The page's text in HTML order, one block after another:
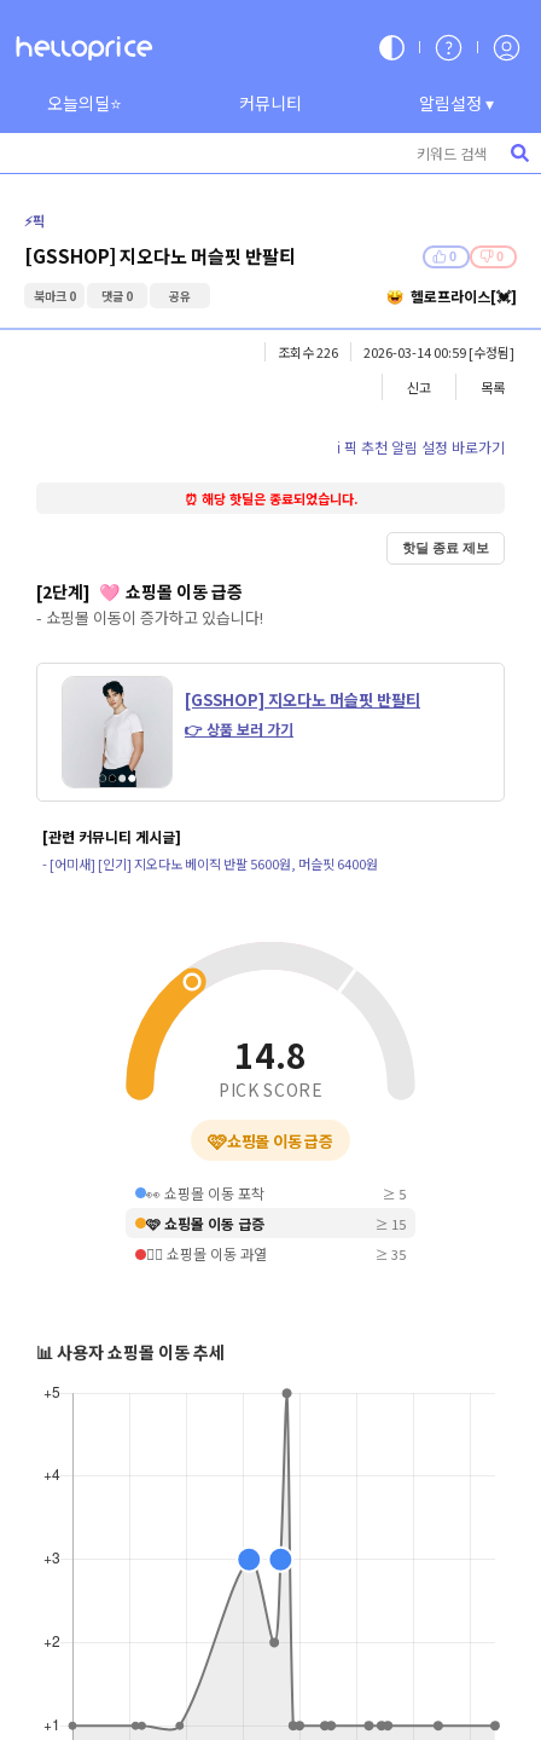
오늘의딜⭐ 커뮤니티 알림설정 ▾
⚡️픽
[GSSHOP] 지오다노 머슬핏 반팔티 0 0
북마크 0 댓글 0 공유 헬로프라이스[💓]
조회수 226 2026-03-14 00:59[수정됨]
신고
목록
ℹ️ 픽 추천 알림 설정 바로가기
⏰ 해당 핫딜은 종료되었습니다.
핫딜 종료 제보
[2단계] 🩷 쇼핑몰 이동 급증
- 쇼핑몰 이동이 증가하고 있습니다!
[GSSHOP] 지오다노 머슬핏 반팔티
👉 상품 보러 가기
[관련 커뮤니티 게시글]
- [어미새] [인기] 지오다노 베이직 반팔 5600원, 머슬핏 6400원
14.8
PICK SCORE
🩷쇼핑몰 이동 급증
👀 쇼핑몰 이동 포착 ≥ 5
🩷 쇼핑몰 이동 급증 ≥ 15
❤️‍🔥 쇼핑몰 이동 과열 ≥ 35
📊 사용자 쇼핑몰 이동 추세